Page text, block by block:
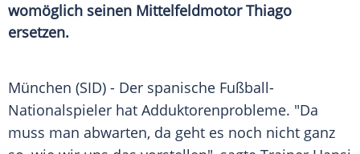
womöglich seinen Mittelfeldmotor Thiago
ersetzen.
München (SID) - Der spanische Fußball-
Nationalspieler hat Adduktorenprobleme. "Da
muss man abwarten, da geht es noch nicht ganz